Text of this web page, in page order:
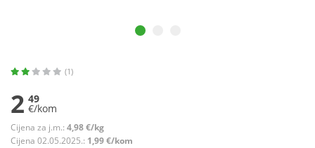
(1)
2 49
€/kom
Cijena za j.m.: 4,98 €/kg
Cijena 02.05.2025.: 1,99 €/kom